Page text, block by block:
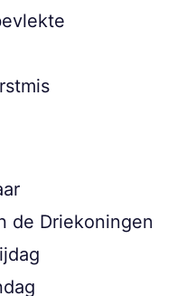
de Driekoningen